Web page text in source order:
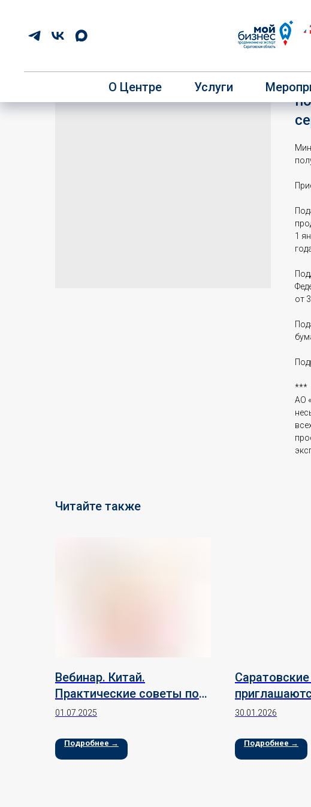
О Центре Услуги
1
от
***
АО
Читайте также
Вебинар. Китай.
Практические советы по
выходу на рынок
01.07.2025
Подробнее →
30.01.2026
Подробнее →